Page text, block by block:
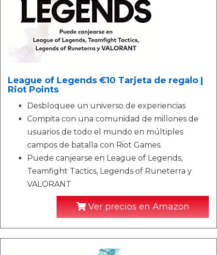
League of Legends €10 Tarjeta de regalo |
Riot Points
Desbloquee un universo de experiencias
Compita con una comunidad de millones de
usuarios de todo el mundo en múltiples
campos de batalla con Riot Games.
Puede canjearse en League of Legends,
Teamfight Tactics, Legends of Runeterra y
VALORANT
Ver precios en Amazon